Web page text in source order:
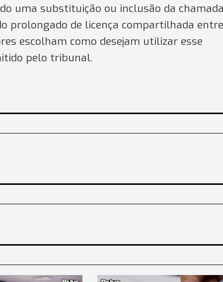
uma substituição ou inclusão da chamada
prolongado de licença compartilhada entre
escolham como desejam utilizar esse
pelo tribunal.